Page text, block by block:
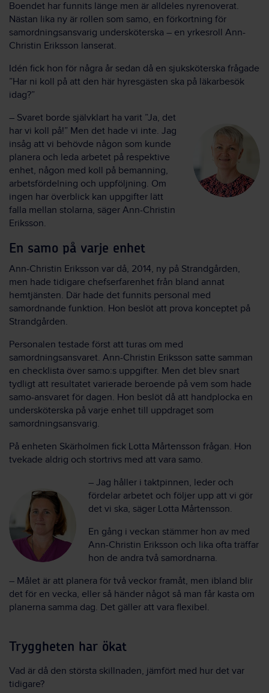
Boendet har funnits länge men är alldeles nyrenoverat.
Nästan lika ny är rollen som samo, en förkortning för
samordningsansvarig undersköterska – en yrkesroll Ann-
Christin Eriksson lanserat.
Idén fick hon för några år sedan då en sjuksköterska frågade
”Har ni koll på att den här hyresgästen ska på läkarbesök
idag?”
– Svaret borde självklart ha varit ”Ja, det
har vi koll på!” Men det hade vi inte. Jag
insåg att vi behövde någon som kunde
planera och leda arbetet på respektive
enhet, någon med koll på bemanning,
arbetsfördelning och uppföljning. Om
ingen har överblick kan uppgifter lätt
falla mellan stolarna, säger Ann-Christin
Eriksson.
En samo på varje enhet
Ann-Christin Eriksson var då, 2014, ny på Strandgården,
men hade tidigare chefserfarenhet från bland annat
hemtjänsten. Där hade det funnits personal med
samordnande funktion. Hon beslöt att prova konceptet på
Strandgården.
Personalen testade först att turas om med
samordningsansvaret. Ann-Christin Eriksson satte samman
en checklista över samo:s uppgifter. Men det blev snart
tydligt att resultatet varierade beroende på vem som hade
samo-ansvaret för dagen. Hon beslöt då att handplocka en
undersköterska på varje enhet till uppdraget som
samordningsansvarig.
På enheten Skärholmen fick Lotta Mårtensson frågan. Hon
tvekade aldrig och stortrivs med att vara samo.
– Jag håller i taktpinnen, leder och
fördelar arbetet och följer upp att vi gör
det vi ska, säger Lotta Mårtensson.
En gång i veckan stämmer hon av med
Ann-Christin Eriksson och lika ofta träffar
hon de andra två samordnarna.
– Målet är att planera för två veckor framåt, men ibland blir
det för en vecka, eller så händer något så man får kasta om
planerna samma dag. Det gäller att vara flexibel.
Tryggheten har ökat
Vad är då den största skillnaden, jämfört med hur det var
tidigare?